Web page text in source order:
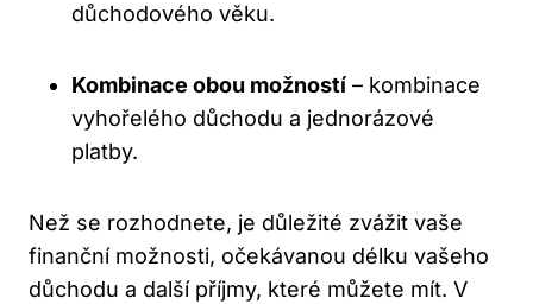
důchodového věku.
Kombinace obou možností – kombinace
vyhořelého důchodu a jednorázové
platby.
Než se rozhodnete, je důležité zvážit vaše
finanční možnosti, očekávanou délku vašeho
důchodu a další příjmy, které můžete mít. V